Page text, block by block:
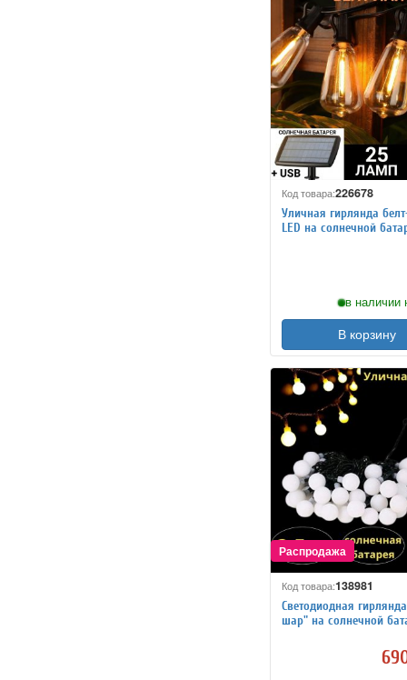
Код товара:226678
Уличная гирлянда
LED на солнечной
в наличии
В корзину
Код товара:138981
Светодиодная
шар" на солнечной